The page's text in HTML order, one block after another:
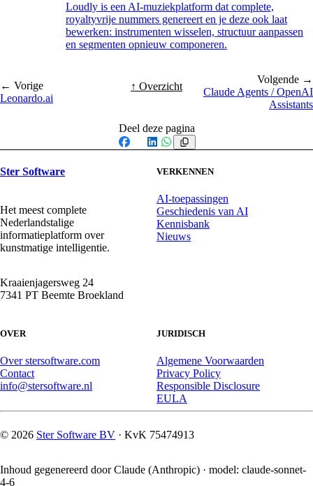
Loudly is een AI-muziekplatform dat complete,
royaltyvrije nummers genereert en je deze ook laat
bewerken: instrumenten wisselen, structuur aanpassen
en segmenten opnieuw componeren.
← Vorige
Leonardo.ai
↑ Overzicht
Volgende →
Claude Agents / OpenAI
Assistants
Deel deze pagina
Facebook
X LinkedIn
WhatsApp
Ster Software
Het meest complete
Nederlandstalige
informatieplatform over
kunstmatige intelligentie.
Kraaienjagersweg 24
7341 PT Beemte Broekland
VERKENNEN
AI-toepassingen
Geschiedenis van AI
Kennisbank
Nieuws
OVER
Over stersoftware.com
Contact
info@stersoftware.nl
JURIDISCH
Algemene Voorwaarden
Privacy Policy
Responsible Disclosure
EULA
© 2026 Ster Software BV · KvK 75474913
Inhoud gegenereerd door Claude (Anthropic) · model: claude-sonnet-
4-6